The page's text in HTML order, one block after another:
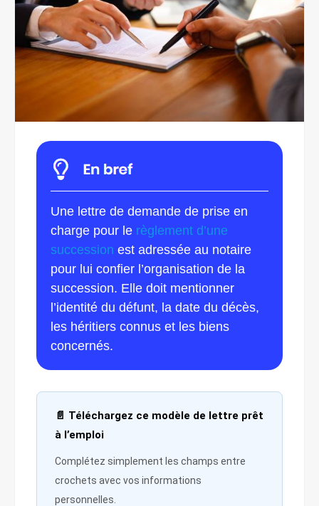
Une lettre de demande de prise en
charge pour le règlement d’une
succession est adressée au notaire
pour lui confier l’organisation de la
succession. Elle doit mentionner
l’identité du défunt, la date du décès,
les héritiers connus et les biens
concernés.
📄 Téléchargez ce modèle de lettre prêt
à l’emploi
Complétez simplement les champs entre
crochets avec vos informations
personnelles.